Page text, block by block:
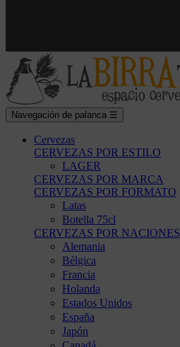
Navegación de palanca ☰
Cervezas
CERVEZAS POR ESTILO
LAGER
CERVEZAS POR MARCA
CERVEZAS POR FORMATO
Latas
Botella 75cl
CERVEZAS POR NACIONES
Alemania
Bélgica
Francia
Holanda
Estados Unidos
España
Japón